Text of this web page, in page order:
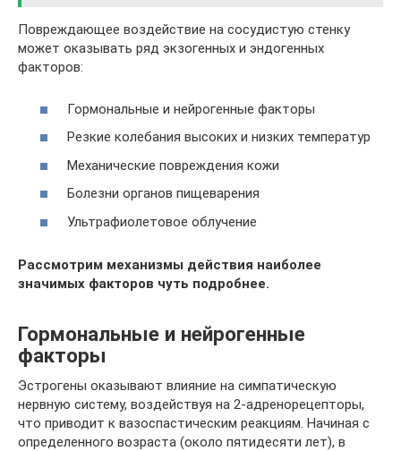
Повреждающее воздействие на сосудистую стенку
может оказывать ряд экзогенных и эндогенных
факторов:
Гормональные и нейрогенные факторы
Резкие колебания высоких и низких температур
Механические повреждения кожи
Болезни органов пищеварения
Ультрафиолетовое облучение
Рассмотрим механизмы действия наиболее
значимых факторов чуть подробнее.
Гормональные и нейрогенные
факторы
Эстрогены оказывают влияние на симпатическую
нервную систему, воздействуя на 2-адренорецепторы,
что приводит к вазоспастическим реакциям. Начиная с
определенного возраста (около пятидесяти лет), в